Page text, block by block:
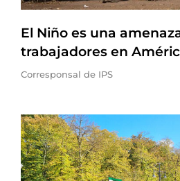
El Niño es una
trabajadores en
Corresponsal de IPS